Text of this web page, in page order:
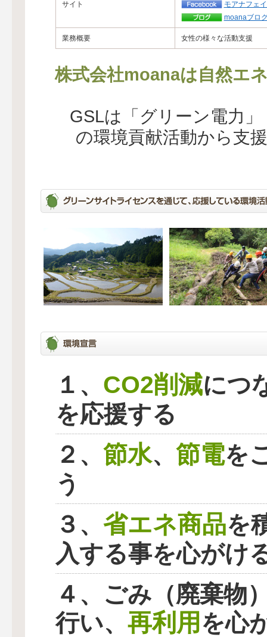
サイト
モアナフェ
moanaブロ
業務概要 女性の様々な活動支援
株式会社moanaは自然エ
GSLは「グリーン電力
の環境貢献活動から支
１、 CO2削減につ
を応援する
２、 節水、 節電を
う
３、 省エネ商品を
入する事を心がけ
４、ごみ（廃棄物
行い、 再利用 を心